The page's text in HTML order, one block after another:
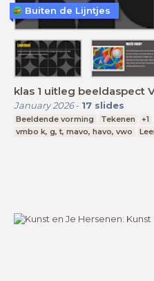
klas 1 uitleg beeldaspect
January 2026- 17 slides
Beeldende vorming Tekenen +1
vmbo k, g, t, mavo, havo, vwo
Buiten de Lijntjes